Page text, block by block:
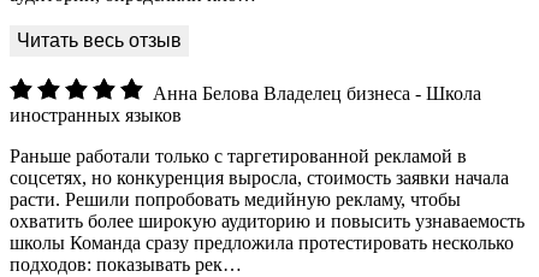
Анна Белова Владелец бизнеса - Школа
иностранных языков
Раньше работали только с таргетированной рекламой в
соцсетях, но конкуренция выросла, стоимость заявки начала
расти. Решили попробовать медийную рекламу, чтобы
охватить более широкую аудиторию и повысить узнаваемость
школы Команда сразу предложила протестировать несколько
подходов: показывать рек…